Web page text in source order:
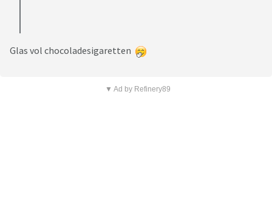
Glas vol chocoladesigaretten
▼ Ad by Refinery89